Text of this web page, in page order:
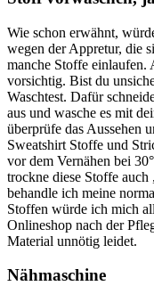
Wie schon erwähnt,
wegen der Appretur, die
manche Stoffe
vorsichtig. Bist du
Waschtest. Dafür
aus und wasche es mit
überprüfe das Aussehen
Sweatshirt Stoffe und
vor dem Vernähen bei
trockne diese Stoffe
behandle ich meine
Stoffen würde ich mich
Onlineshop nach der
Material unnötig leidet.
Nähmaschine